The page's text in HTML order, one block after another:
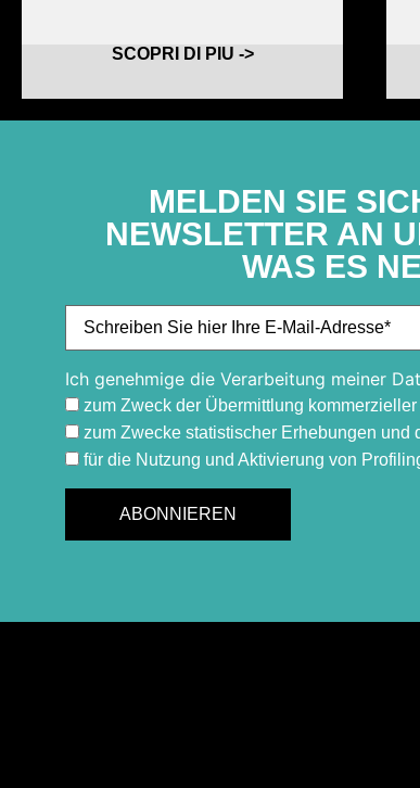
SCOPRI DI PIU ->
MELDEN SIE
NEWSLETTER AN
WAS ES
Ich genehmige die Verarbeitung meiner
zum Zweck der Übermittlung
zum Zwecke statistischer Erhebungen und
für die Nutzung und Aktivierung von